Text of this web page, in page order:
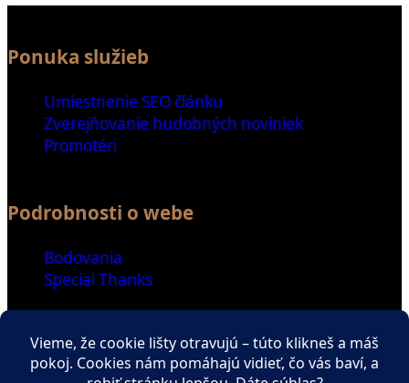
Ponuka služieb
Umiestnenie SEO článku
Zverejňovanie hudobných noviniek
Promotéri
Podrobnosti o webe
Bodovania
Special Thanks
Ďalšie odkazy